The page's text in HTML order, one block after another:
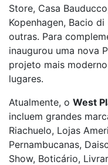
Store, Casa
Kopenhagen, Bacio
outras. Para
inaugurou uma nova
projeto mais
lugares.
Atualmente, o West
incluem grandes
Riachuelo, Lojas
Pernambucanas,
Show, Boticário,